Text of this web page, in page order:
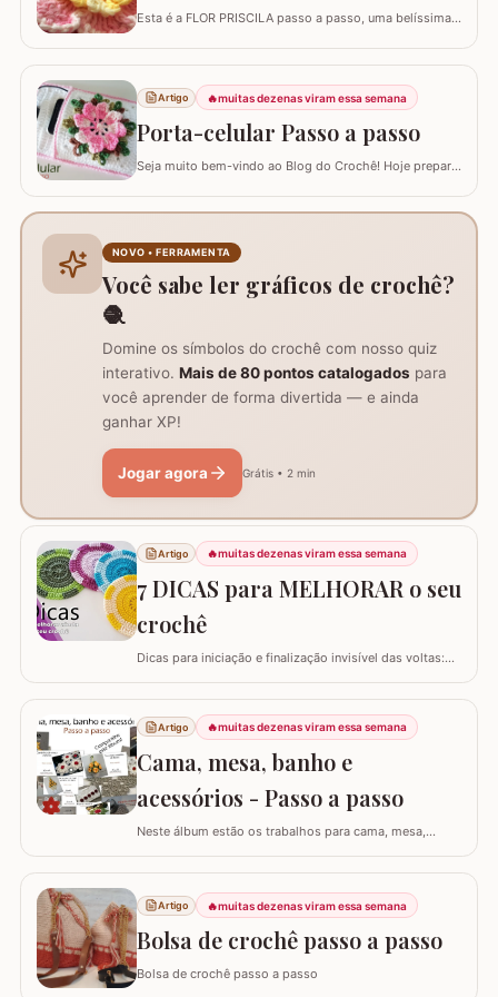
Esta é a FLOR PRISCILA passo a passo, uma belíssima
vai valorizar seus trabalhos. Barbante barroco
R
Artigo 🔥muitas dezenas viram essa semana
Porta-celular Passo a passo
Seja muito bem-vindo ao Blog do Crochê! Hoje preparei
carregador dentro da bolsa, ele funciona como um
suporte inteligente na hora de carregar seu…
NOVO • FERRAMENTA
Você sabe ler gráficos de crochê?
🧶
Domine os símbolos do crochê com nosso quiz
interativo. Mais de 80 pontos catalogados para
você aprender de forma divertida — e ainda
ganhar XP!
Jogar agora Grátis • 2 min
Artigo 🔥muitas dezenas viram essa semana
7 DICAS para MELHORAR o seu
crochê
Dicas para iniciação e finalização invisível das voltas:
garante um acabamento quase imperceptível nas
iniciações e finalizações das voltas, resultando em um
trabalho mais elegante. Variações de pontos com o
falso ponto alto: Experimentar…
Artigo 🔥muitas dezenas viram essa semana
Cama, mesa, banho e
acessórios - Passo a passo
Neste álbum estão os trabalhos para cama, mesa,
clicar nas imagens! Trilhos/caminhos e centro de mesa
Sousplat Puxa-saco e porta-pano de prato Squares para
colcha de cama Outros Álbuns que temos no blog
Artigo 🔥muitas dezenas viram essa semana
Bolsa de crochê passo a passo
Bolsa de crochê passo a passo